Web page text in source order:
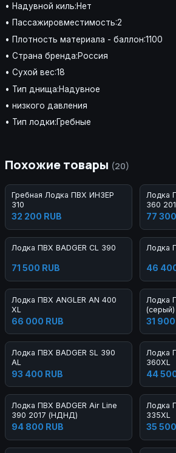
• Надувной киль:Нет
• Пассажировместимость:2
• Плотность материала - баллон:1100
• Страна бренда:Россия
• Сухой вес:18
• Тип днища:Надувное
• низкого давления
• Тип лодки:Гребные
Похожие товары (20)
Гребная Лодка ПВХ ИНЗЕР
310
32 200 RUB
Лодка
360
77
Лодка ПВХ BADGER CL 390
71 500 RUB
Лодка
46
Лодка ПВХ ANGLER AN 400
XL
66 000 RUB
Лодка
(серый)
31 900
Лодка ПВХ BADGER SL 390
AL
93 400 RUB
Лодка
360XL
44
Лодка ПВХ BADGER Air Line
390 2017 (НДНД)
94 800 RUB
Лодка
335XL
35